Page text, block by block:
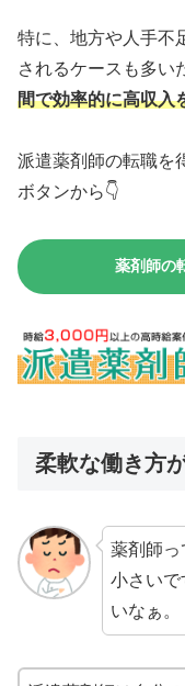
特に、地方や人手不
されるケースも多い
間で効率的に高収入
派遣薬剤師の転職を
ボタンから👇
薬剤師の
柔軟な働き方
薬剤師っ
小さいで
いなぁ。